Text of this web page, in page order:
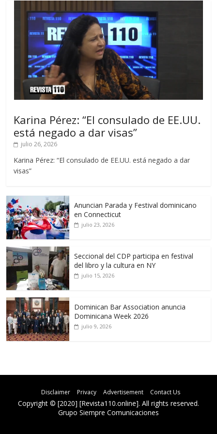
Karina Pérez: “El consulado de EE.UU.
está negado a dar visas”
julio 26, 2026
Karina Pérez: “El consulado de EE.UU. está negado a dar
visas”
Anuncian Parada y Festival dominicano
en Connecticut
julio 23, 2026
Seccional del CDP participa en festival
del libro y la cultura en NY
julio 15, 2026
Dominican Bar Association anuncia
Dominicana Week 2026
julio 9, 2026
Disclaimer Privacy Advertisement Contact Us
Copyright © [2020] [Revista110.online]. All rights reserved.
Grupo Siempre Comunicaciones